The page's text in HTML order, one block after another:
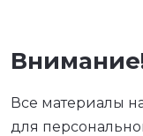
Все материалы
для